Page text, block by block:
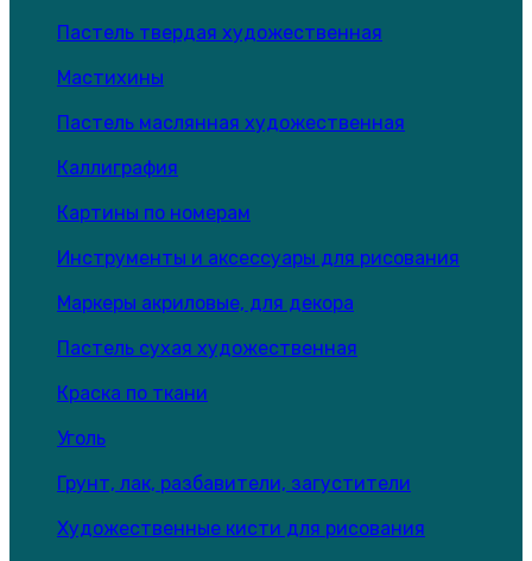
Пастель твердая художественная
Мастихины
Пастель маслянная художественная
Каллиграфия
Картины по номерам
Инструменты и аксессуары для рисования
Маркеры акриловые, для декора
Пастель сухая художественная
Краска по ткани
Уголь
Грунт, лак, разбавители, загустители
Художественные кисти для рисования